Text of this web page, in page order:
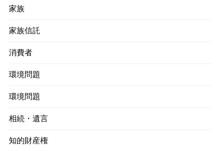
家族
家族信託
消費者
環境問題
環境問題
相続・遺言
知的財産権